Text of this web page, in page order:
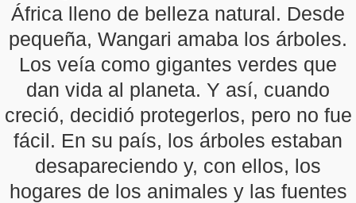
África lleno de belleza natural. Desde
pequeña, Wangari amaba los árboles.
Los veía como gigantes verdes que
dan vida al planeta. Y así, cuando
creció, decidió protegerlos, pero no fue
fácil. En su país, los árboles estaban
desapareciendo y, con ellos, los
hogares de los animales y las fuentes